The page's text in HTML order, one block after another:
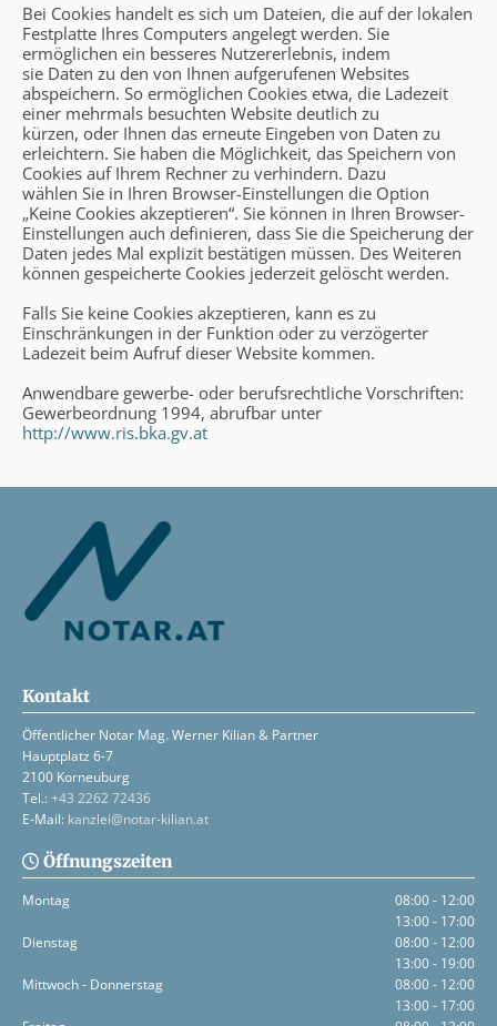
Bei Cookies handelt es sich um Dateien, die auf der lokalen
Festplatte Ihres Computers angelegt werden. Sie
ermöglichen ein besseres Nutzererlebnis, indem
sie Daten zu den von Ihnen aufgerufenen Websites
abspeichern. So ermöglichen Cookies etwa, die Ladezeit
einer mehrmals besuchten Website deutlich zu
kürzen, oder Ihnen das erneute Eingeben von Daten zu
erleichtern. Sie haben die Möglichkeit, das Speichern von
Cookies auf Ihrem Rechner zu verhindern. Dazu
wählen Sie in Ihren Browser-Einstellungen die Option
„Keine Cookies akzeptieren“. Sie können in Ihren Browser-
Einstellungen auch definieren, dass Sie die Speicherung der
Daten jedes Mal explizit bestätigen müssen. Des Weiteren
können gespeicherte Cookies jederzeit gelöscht werden.
Falls Sie keine Cookies akzeptieren, kann es zu
Einschränkungen in der Funktion oder zu verzögerter
Ladezeit beim Aufruf dieser Website kommen.
Anwendbare gewerbe- oder berufsrechtliche Vorschriften:
Gewerbeordnung 1994, abrufbar unter
http://www.ris.bka.gv.at
Kontakt
Öffentlicher Notar Mag. Werner Kilian & Partner
Hauptplatz 6-7
2100 Korneuburg
Tel.: +43 2262 72436
E-Mail: kanzlei@notar-kilian.at
 Öffnungszeiten
Montag
08:00 - 12:00
13:00 - 17:00
Dienstag
08:00 - 12:00
13:00 - 19:00
Mittwoch - Donnerstag
08:00 - 12:00
13:00 - 17:00